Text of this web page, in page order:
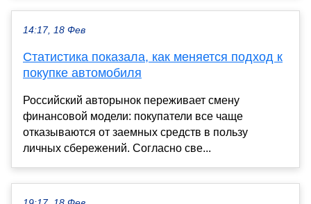
14:17, 18 Фев
Статистика показала, как меняется подход к
покупке автомобиля
Российский авторынок переживает смену
финансовой модели: покупатели все чаще
отказываются от заемных средств в пользу
личных сбережений. Согласно све...